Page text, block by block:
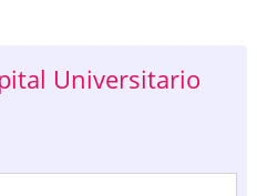
Universitario